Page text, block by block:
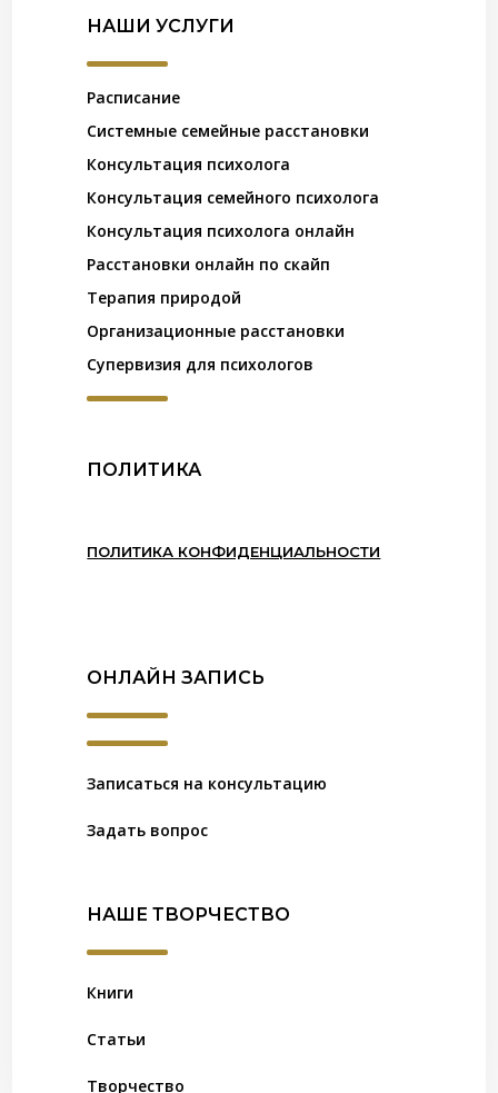
НАШИ УСЛУГИ
Расписание
Системные семейные расстановки
Консультация психолога
Консультация семейного психолога
Консультация психолога онлайн
Расстановки онлайн по скайп
Терапия природой
Организационные расстановки
Супервизия для психологов
ПОЛИТИКА
ПОЛИТИКА КОНФИДЕНЦИАЛЬНОСТИ
ОНЛАЙН ЗАПИСЬ
Записаться на консультацию
Задать вопрос
НАШЕ ТВОРЧЕСТВО
Книги
Статьи
Творчество